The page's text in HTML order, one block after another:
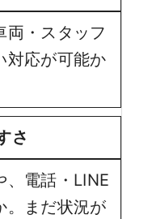
両・スタッフ
対応が可能か
さ
、電話・LINE
。まだ状況が